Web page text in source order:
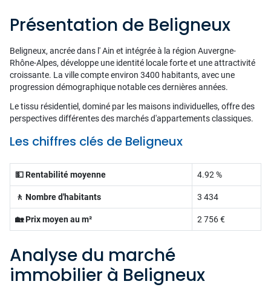
Présentation de Beligneux
Beligneux, ancrée dans l' Ain et intégrée à la région Auvergne-
Rhône-Alpes, développe une identité locale forte et une attractivité
croissante. La ville compte environ 3400 habitants, avec une
progression démographique notable ces dernières années.
Le tissu résidentiel, dominé par les maisons individuelles, offre des
perspectives différentes des marchés d'appartements classiques.
Les chiffres clés de Beligneux
💵 Rentabilité moyenne 4.92 %
🚶 Nombre d'habitants 3 434
🏡 Prix moyen au m² 2 756 €
Analyse du marché
immobilier à Beligneux